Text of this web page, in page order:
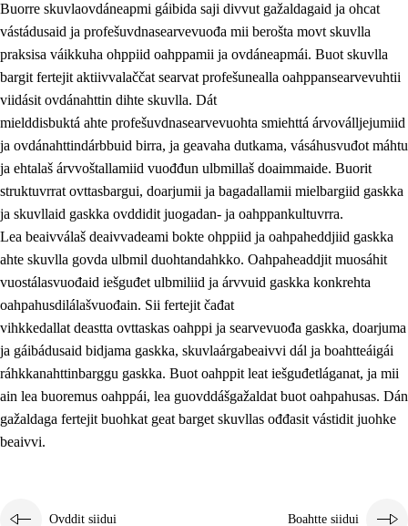
Buorre skuvlaovdáneapmi gáibida saji divvut gažaldagaid ja ohcat
vástádusaid ja profešuvdnasearvevuođa mii berošta movt skuvlla
praksisa váikkuha ohppiid oahppamii ja ovdáneapmái. Buot skuvlla
bargit fertejit aktiivvalaččat searvat profešunealla oahppansearvevuhtii
viidásit ovdánahttin dihte skuvlla. Dát
mielddisbuktá ahte profešuvdnasearvevuohta smiehttá árvoválljejumiid
ja ovdánahttindárbbuid birra, ja geavaha dutkama, vásáhusvuđot máhtu
ja ehtalaš árvvoštallamiid vuođđun ulbmillaš doaimmaide. Buorit
struktuvrrat ovttasbargui, doarjumii ja bagadallamii mielbargiid gaskka
ja skuvllaid gaskka ovddidit juogadan- ja oahppankultuvrra.
Lea beaivválaš deaivvadeami bokte ohppiid ja oahpaheddjiid gaskka
ahte skuvlla govda ulbmil duohtandahkko. Oahpaheaddjit muosáhit
vuostálasvuođaid iešguđet ulbmiliid ja árvvuid gaskka konkrehta
oahpahusdilálašvuođain. Sii fertejit čađat
vihkkedallat deastta ovttaskas oahppi ja searvevuođa gaskka, doarjuma
ja gáibádusaid bidjama gaskka, skuvlaárgabeaivvi dál ja boahtteáigái
ráhkkanahttinbarggu gaskka. Buot oahppit leat iešguđetláganat, ja mii
ain lea buoremus oahppái, lea guovddášgažaldat buot oahpahusas. Dán
gažaldaga fertejit buohkat geat barget skuvllas ođđasit vástidit juohke
beaivvi.
Ovddit siidui Boahtte siidui